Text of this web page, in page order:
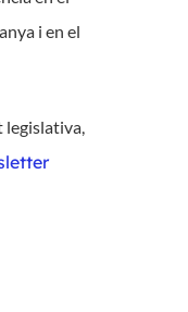
i en el
legislativa,